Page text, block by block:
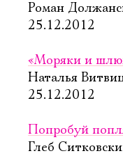
Роман
25.12.2012
«Моряки и
Наталья
25.12.2012
Попробуй
Глеб